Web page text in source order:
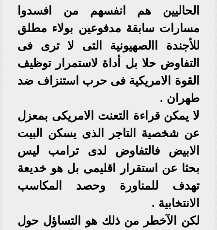
الحاليين هم انفسهم من افسدوا
مسارات سابقة مدفوعين بولاء مطلق
للأجندة االصهيونية التى لا ترى فى
التفاوض حلا بل أداة لاستمرار توظيف
القوة الامريكية فى حرب استنزاف ضد
طهران .
لا يمكن قراءة التعنت الامريكى بمعزل
عن شخصية التاجر الذى يسكن البيت
الابيض فالتفاوض لدى ترامب ليس
بحثا عن استقرار اقليمى بل هو خديعة
تهدف للمناورة وحصد المكاسب
الانتخابية .
لكن الآخطر من ذلك هو التساؤل حول